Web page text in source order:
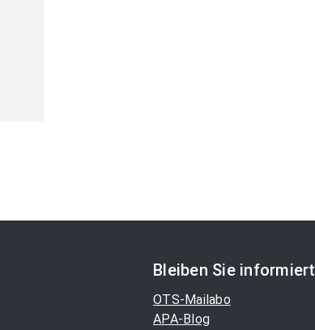
Bleiben Sie informiert
OTS-Mailabo
APA-Blog